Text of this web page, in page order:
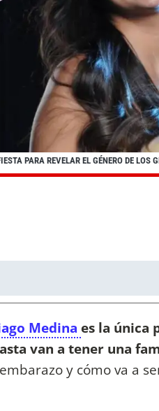
PARA REVELAR EL GÉNERO DE LOS
Medina es la única
van a tener una
y cómo va a